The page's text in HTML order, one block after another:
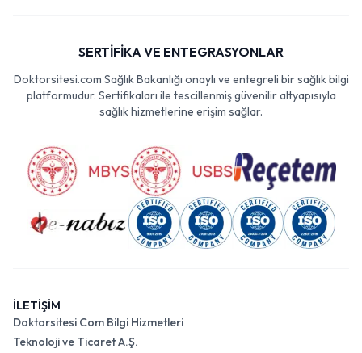
SERTİFİKA VE ENTEGRASYONLAR
Doktorsitesi.com Sağlık Bakanlığı onaylı ve entegreli bir sağlık bilgi
platformudur. Sertifikaları ile tescillenmiş güvenilir altyapısıyla
sağlık hizmetlerine erişim sağlar.
İLETİŞİM
Doktorsitesi Com Bilgi Hizmetleri
Teknoloji ve Ticaret A.Ş.